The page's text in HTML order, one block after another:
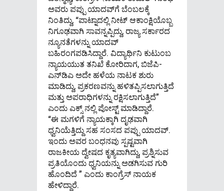
ಅವರು ಪಪ್ಪು ಯಾದವ್‌ಗೆ ಬೆಂಬಲಕ್ಕೆ
ನಿಂತಿದ್ದು, “ಪಾಟ್ನಾದಲ್ಲಿ ನೀಟ್ ಆಕಾಂಕ್ಷಿಯೊಬ್ಬ
ನಿಗೂಢವಾಗಿ ಸಾವನ್ನಪ್ಪಿದ್ದು, ರಾಜ್ಯ ಸರ್ಕಾರದ
ನ್ಯೂನತೆಗಳನ್ನು ಯಾದವ್
ಬಹಿರಂಗಪಡಿಸಿದ್ದಾರೆ. ವಿದ್ಯಾರ್ಥಿನಿ ಕುಟುಂಬ
ನ್ಯಾಯಯುತ ತನಿಖೆ ಕೋರಿದಾಗ, ಬಿಜೆಪಿ-
ಎನ್‌ಡಿಎ ಅದೇ ಹಳೆಯ ನಾಟಕ ಶುರು
ಮಾಡಿದ್ದು, ಪ್ರಕರಣವನ್ನು ಹಳಿತಪ್ಪಿಸಲಾಗುತ್ತಿದೆ
ಮತ್ತು ಅಪರಾಧಿಗಳನ್ನು ರಕ್ಷಿಸಲಾಗುತ್ತಿದೆ”
ಎಂದು ಎಕ್ಸ್ ನಲ್ಲಿ ಪೋಸ್ಟ್ ಮಾಡಿದ್ದಾರೆ.
“ಈ ಮಗಳಿಗೆ ನ್ಯಾಯಕ್ಕಾಗಿ ದೃಢವಾಗಿ
ಧ್ವನಿಯೆತ್ತಿದ್ದು ಸಹ ಸಂಸದ ಪಪ್ಪು ಯಾದವ್.
ಇಂದು ಅವರ ಬಂಧನವು ಸ್ಪಷ್ಟವಾಗಿ
ರಾಜಕೀಯ ದ್ವೇಷದ ಕೃತ್ಯವಾಗಿದ್ದು, ಪ್ರಶ್ನಿಸುವ
ಪ್ರತಿಯೊಂದು ಧ್ವನಿಯನ್ನು ಅಡಗಿಸುವ ಗುರಿ
ಹೊಂದಿದೆ ” ಎಂದು ಕಾಂಗ್ರೆಸ್ ನಾಯಕ
ಹೇಳಿದ್ದಾರೆ.